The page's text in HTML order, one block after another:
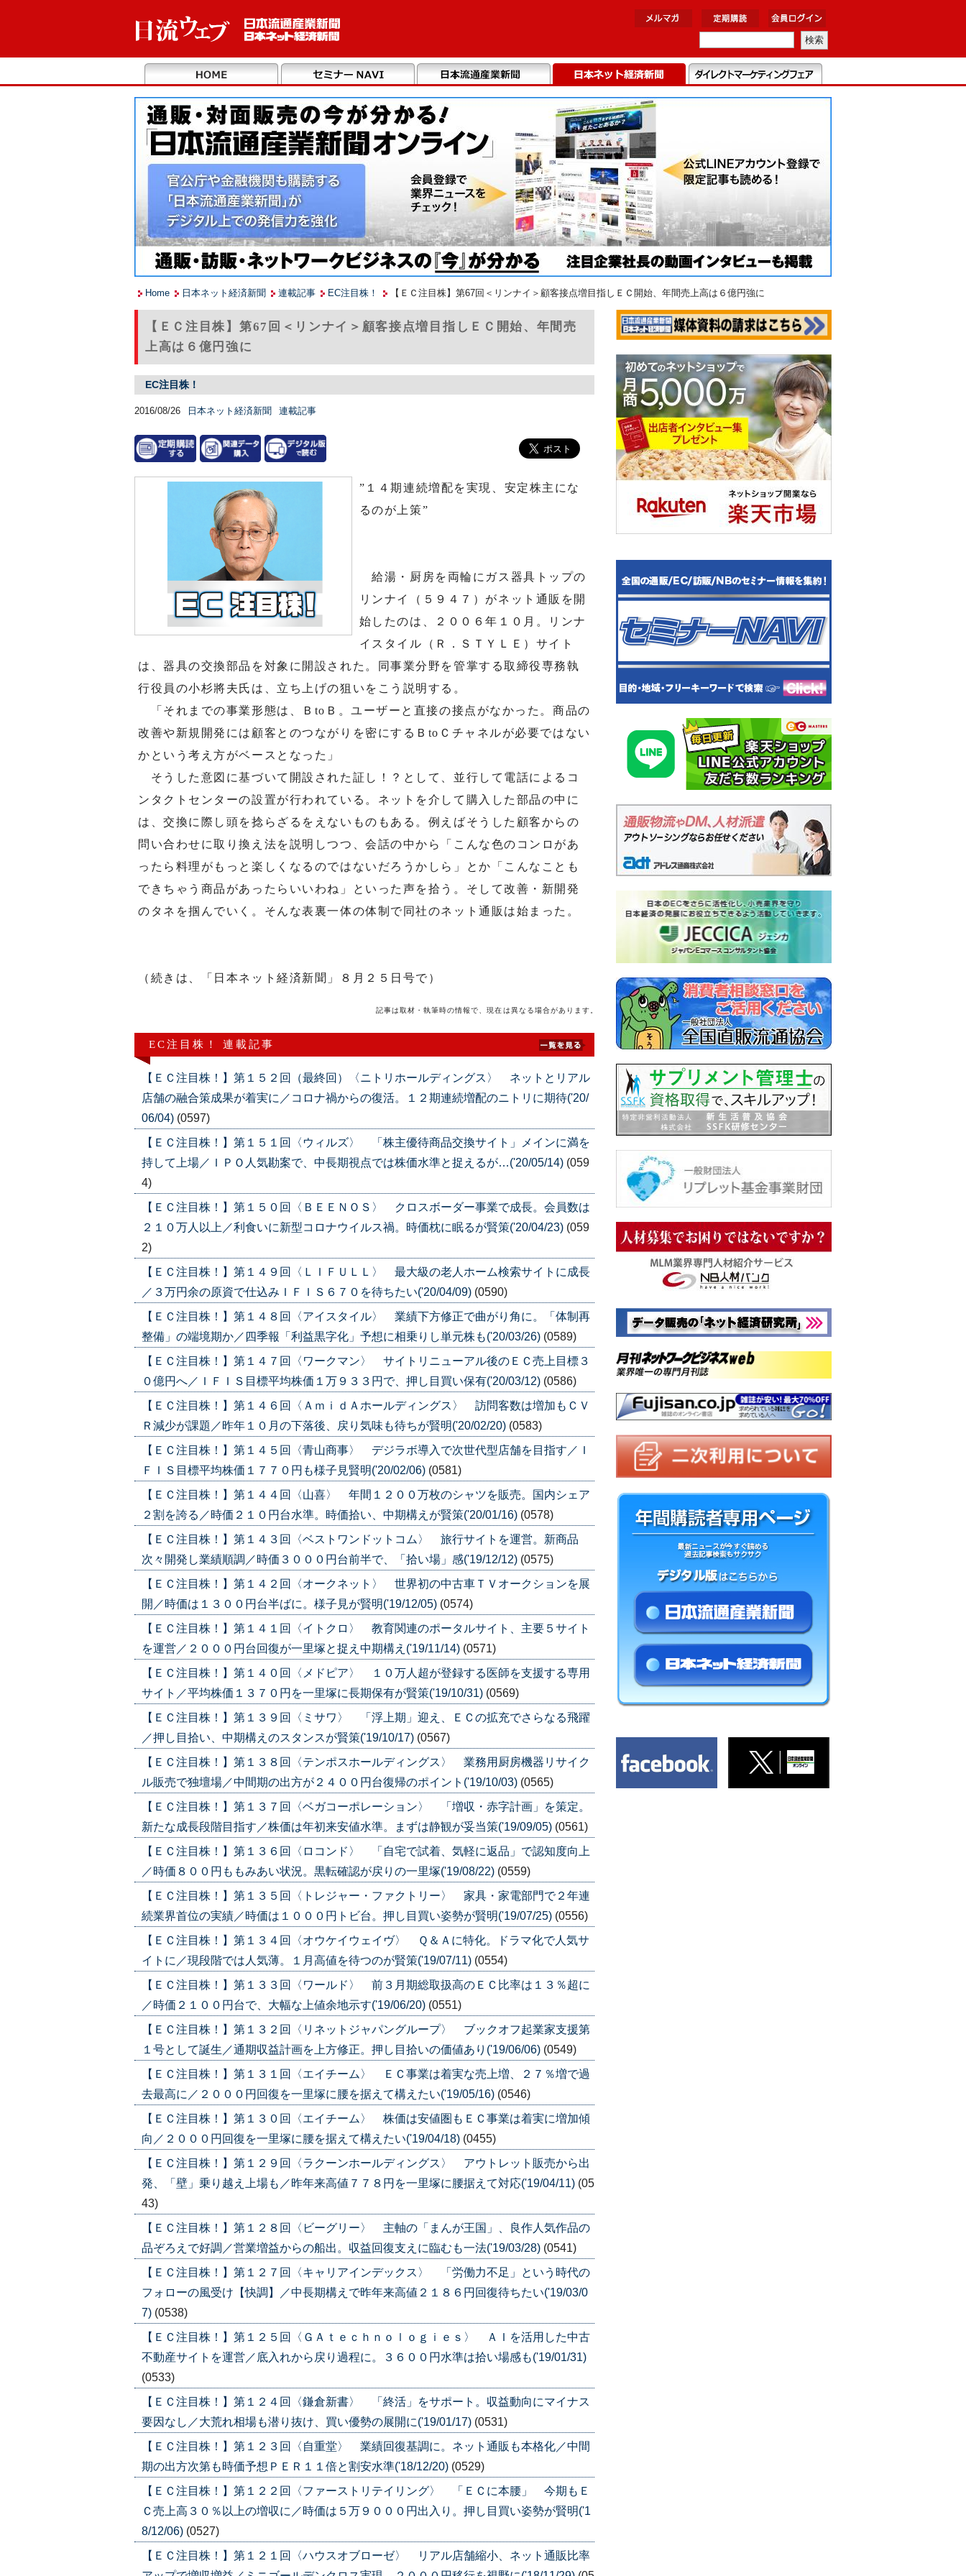
Home 日本ネット経済新聞 連載記事 EC注目株！ 【ＥＣ注目株】第67回＜リンナイ＞顧客接点増目指しＥＣ開始、年間売上高は６億円強に
【ＥＣ注目株】第67回＜リンナイ＞顧客接点増目指しＥＣ開始、年間売
上高は６億円強に
EC注目株！
2016/08/26 日本ネット経済新聞 連載記事
”１４期連続増配を実現、安定株主にな
るのが上策”
給湯・厨房を両輪にガス器具トップの
リンナイ（５９４７）がネット通販を開
始したのは、２００６年１０月。リンナ
イスタイル（Ｒ．ＳＴＹＬＥ）サイト
は、器具の交換部品を対象に開設された。同事業分野を管掌する取締役専務執
行役員の小杉將夫氏は、立ち上げの狙いをこう説明する。
「それまでの事業形態は、ＢtoＢ。ユーザーと直接の接点がなかった。商品の
改善や新規開発には顧客とのつながりを密にするＢtoＣチャネルが必要ではない
かという考え方がベースとなった」
そうした意図に基づいて開設された証し！？として、並行して電話によるコ
ンタクトセンターの設置が行われている。ネットを介して購入した部品の中に
は、交換に際し頭を捻らざるをえないものもある。例えばそうした顧客からの
問い合わせに取り換え法を説明しつつ、会話の中から「こんな色のコンロがあ
ったら料理がもっと楽しくなるのではないだろうかしら」とか「こんなことも
できちゃう商品があったらいいわね」といった声を拾う。そして改善・新開発
のタネを掴んでいく。そんな表裏一体の体制で同社のネット通販は始まった。
（続きは、「日本ネット経済新聞」８月２５日号で）
記事は取材・執筆時の情報で、現在は異なる場合があります。
EC注目株！ 連載記事
【ＥＣ注目株！】第１５２回（最終回）〈ニトリホールディングス〉 ネットとリアル
店舗の融合策成果が着実に／コロナ禍からの復活。１２期連続増配のニトリに期待('20/
06/04) (0597)
【ＥＣ注目株！】第１５１回〈ウィルズ〉 「株主優待商品交換サイト」メインに満を
持して上場／ＩＰＯ人気勘案で、中長期視点では株価水準と捉えるが…('20/05/14) (059
4)
【ＥＣ注目株！】第１５０回〈ＢＥＥＮＯＳ〉 クロスボーダー事業で成長。会員数は
２１０万人以上／利食いに新型コロナウイルス禍。時価枕に眠るが賢策('20/04/23) (059
2)
【ＥＣ注目株！】第１４９回〈ＬＩＦＵＬＬ〉 最大級の老人ホーム検索サイトに成長
／３万円余の原資で仕込みＩＦＩＳ６７０を待ちたい('20/04/09) (0590)
【ＥＣ注目株！】第１４８回〈アイスタイル〉 業績下方修正で曲がり角に。「体制再
整備」の端境期か／四季報「利益黒字化」予想に相乗りし単元株も('20/03/26) (0589)
【ＥＣ注目株！】第１４７回〈ワークマン〉 サイトリニューアル後のＥＣ売上目標３
０億円へ／ＩＦＩＳ目標平均株価１万９３３円で、押し目買い保有('20/03/12) (0586)
【ＥＣ注目株！】第１４６回〈ＡｍｉｄＡホールディングス〉 訪問客数は増加もＣＶ
Ｒ減少が課題／昨年１０月の下落後、戻り気味も待ちが賢明('20/02/20) (0583)
【ＥＣ注目株！】第１４５回〈青山商事〉 デジラボ導入で次世代型店舗を目指す／Ｉ
ＦＩＳ目標平均株価１７７０円も様子見賢明('20/02/06) (0581)
【ＥＣ注目株！】第１４４回〈山喜〉 年間１２００万枚のシャツを販売。国内シェア
２割を誇る／時価２１０円台水準。時価拾い、中期構えが賢策('20/01/16) (0578)
【ＥＣ注目株！】第１４３回〈ベストワンドットコム〉 旅行サイトを運営。新商品
次々開発し業績順調／時価３０００円台前半で、「拾い場」感('19/12/12) (0575)
【ＥＣ注目株！】第１４２回〈オークネット〉 世界初の中古車ＴＶオークションを展
開／時価は１３００円台半ばに。様子見が賢明('19/12/05) (0574)
【ＥＣ注目株！】第１４１回〈イトクロ〉 教育関連のポータルサイト、主要５サイト
を運営／２０００円台回復が一里塚と捉え中期構え('19/11/14) (0571)
【ＥＣ注目株！】第１４０回〈メドピア〉 １０万人超が登録する医師を支援する専用
サイト／平均株価１３７０円を一里塚に長期保有が賢策('19/10/31) (0569)
【ＥＣ注目株！】第１３９回〈ミサワ〉 「浮上期」迎え、ＥＣの拡充でさらなる飛躍
／押し目拾い、中期構えのスタンスが賢策('19/10/17) (0567)
【ＥＣ注目株！】第１３８回〈テンポスホールディングス〉 業務用厨房機器リサイク
ル販売で独壇場／中間期の出方が２４００円台復帰のポイント('19/10/03) (0565)
【ＥＣ注目株！】第１３７回〈ベガコーポレーション〉 「増収・赤字計画」を策定。
新たな成長段階目指す／株価は年初来安値水準。まずは静観が妥当策('19/09/05) (0561)
【ＥＣ注目株！】第１３６回〈ロコンド〉 「自宅で試着、気軽に返品」で認知度向上
／時価８００円ももみあい状況。黒転確認が戻りの一里塚('19/08/22) (0559)
【ＥＣ注目株！】第１３５回〈トレジャー・ファクトリー〉 家具・家電部門で２年連
続業界首位の実績／時価は１０００円トビ台。押し目買い姿勢が賢明('19/07/25) (0556)
【ＥＣ注目株！】第１３４回〈オウケイウェイヴ〉 Ｑ＆Ａに特化。ドラマ化で人気サ
イトに／現段階では人気薄。１月高値を待つのが賢策('19/07/11) (0554)
【ＥＣ注目株！】第１３３回〈ワールド〉 前３月期総取扱高のＥＣ比率は１３％超に
／時価２１００円台で、大幅な上値余地示す('19/06/20) (0551)
【ＥＣ注目株！】第１３２回〈リネットジャパングループ〉 ブックオフ起業家支援第
１号として誕生／通期収益計画を上方修正。押し目拾いの価値あり('19/06/06) (0549)
【ＥＣ注目株！】第１３１回〈エイチーム〉 ＥＣ事業は着実な売上増、２７％増で過
去最高に／２０００円回復を一里塚に腰を据えて構えたい('19/05/16) (0546)
【ＥＣ注目株！】第１３０回〈エイチーム〉 株価は安値圏もＥＣ事業は着実に増加傾
向／２０００円回復を一里塚に腰を据えて構えたい('19/04/18) (0455)
【ＥＣ注目株！】第１２９回〈ラクーンホールディングス〉 アウトレット販売から出
発、「壁」乗り越え上場も／昨年来高値７７８円を一里塚に腰据えて対応('19/04/11) (05
43)
【ＥＣ注目株！】第１２８回〈ビーグリー〉 主軸の「まんが王国」、良作人気作品の
品ぞろえで好調／営業増益からの船出。収益回復支えに臨むも一法('19/03/28) (0541)
【ＥＣ注目株！】第１２７回〈キャリアインデックス〉 「労働力不足」という時代の
フォローの風受け【快調】／中長期構えで昨年来高値２１８６円回復待ちたい('19/03/0
7) (0538)
【ＥＣ注目株！】第１２５回〈ＧＡｔｅｃｈｎｏｌｏｇｉｅｓ〉 ＡＩを活用した中古
不動産サイトを運営／底入れから戻り過程に。３６００円水準は拾い場感も('19/01/31)
(0533)
【ＥＣ注目株！】第１２４回〈鎌倉新書〉 「終活」をサポート。収益動向にマイナス
要因なし／大荒れ相場も潜り抜け、買い優勢の展開に('19/01/17) (0531)
【ＥＣ注目株！】第１２３回〈自重堂〉 業績回復基調に。ネット通販も本格化／中間
期の出方次第も時価予想ＰＥＲ１１倍と割安水準('18/12/20) (0529)
【ＥＣ注目株！】第１２２回〈ファーストリテイリング〉 「ＥＣに本腰」 今期もＥ
Ｃ売上高３０％以上の増収に／時価は５万９０００円出入り。押し目買い姿勢が賢明('1
8/12/06) (0527)
【ＥＣ注目株！】第１２１回〈ハウスオブローゼ〉 リアル店舗縮小、ネット通販比率